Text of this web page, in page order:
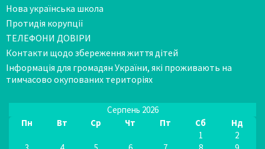
Нова українська школа
Протидія корупції
ТЕЛЕФОНИ ДОВІРИ
Контакти щодо збереження життя дітей
Інформація для громадян України, які проживають на
тимчасово окупованих територіях
Серпень 2026
Пн
Вт Ср Чт Пт Сб Нд
1
2